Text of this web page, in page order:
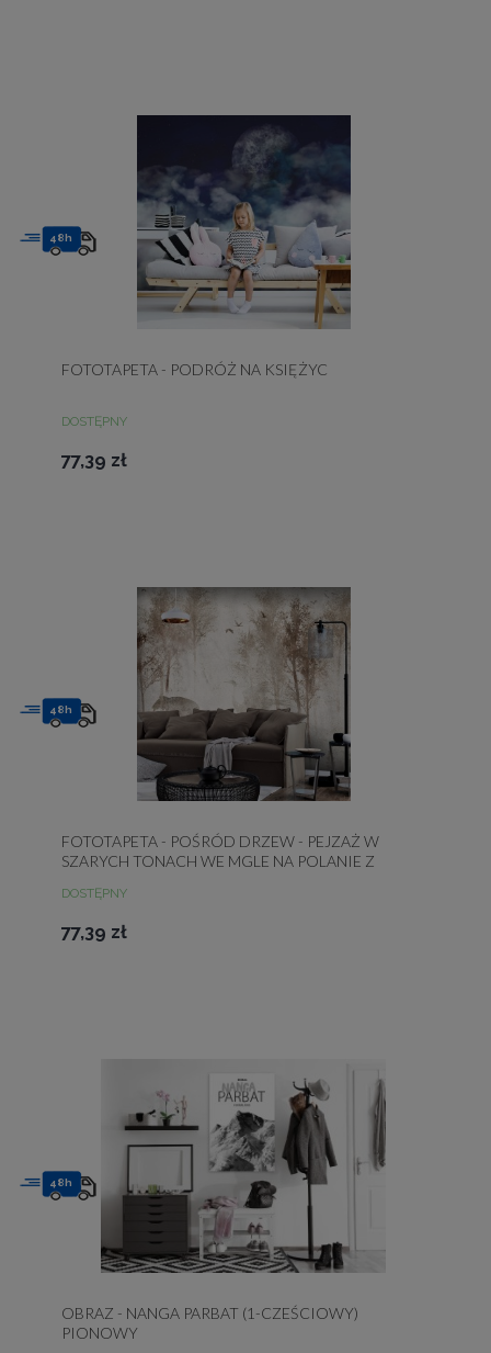
FOTOTAPETA - PODRÓŻ NA KSIĘŻYC
DOSTĘPNY
77,39 zł
48h
FOTOTAPETA - POŚRÓD DRZEW - PEJZAŻ W
SZARYCH TONACH WE MGLE NA POLANIE Z
DOSTĘPNY
77,39 zł
48h
OBRAZ - NANGA PARBAT (1-CZEŚCIOWY)
PIONOWY
48h